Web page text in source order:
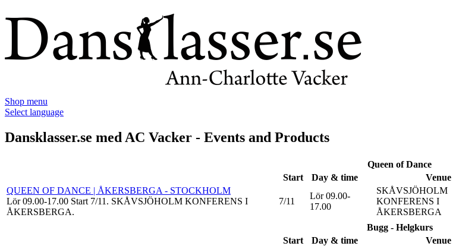
Shop menu
Select language
Dansklasser.se med AC Vacker - Events and Products
Queen of Dance
Start
Day & time Venue
QUEEN OF DANCE | ÅKERSBERGA - STOCKHOLM
Lör 09.00-17.00 Start 7/11 . SKÅVSJÖHOLM KONFERENS I
ÅKERSBERGA.
7/11
Lör 09.00-
17.00
SKÅVSJÖHOLM
KONFERENS I
ÅKERSBERGA
Bugg - Helgkurs
Start
Day & time Venue